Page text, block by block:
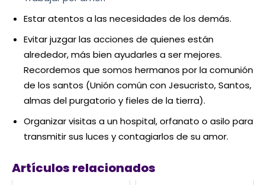
Estar atentos a las necesidades de los demás.
Evitar juzgar las acciones de quienes están
alrededor, más bien ayudarles a ser mejores.
Recordemos que somos hermanos por la comunión
de los santos (Unión común con Jesucristo, Santos,
almas del purgatorio y fieles de la tierra).
Organizar visitas a un hospital, orfanato o asilo para
transmitir sus luces y contagiarlos de su amor.
Artículos relacionados